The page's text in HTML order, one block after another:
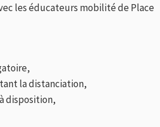
les éducateurs mobilité de Place
la distanciation,
disposition,